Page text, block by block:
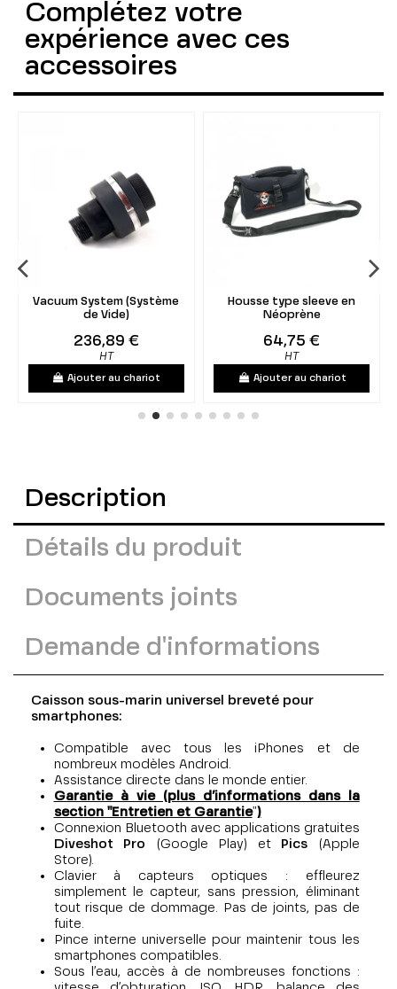
Complétez votre
expérience avec ces
accessoires
Vacuum System (Système
de Vide)
236,89 €
HT
Ajouter au chariot
Housse type sleeve en
Néoprène
64,75 €
HT
Ajouter au chariot
Description
Détails du produit
Documents joints
Demande d'informations
Caisson sous-marin universel breveté pour
smartphones:
Compatible avec tous les iPhones et de
nombreux modèles Android.
Assistance directe dans le monde entier.
Garantie à vie (plus d’informations dans la
section "Entretien et Garantie")
Connexion Bluetooth avec applications gratuites
Diveshot Pro (Google Play) etPics (Apple
Store).
Clavier à capteurs optiques : effleurez
simplement le capteur, sans pression, éliminant
tout risque de dommage. Pas de joints, pas de
fuite.
Pince interne universelle pour maintenir tous les
smartphones compatibles.
Sous l’eau, accès à de nombreuses fonctions :